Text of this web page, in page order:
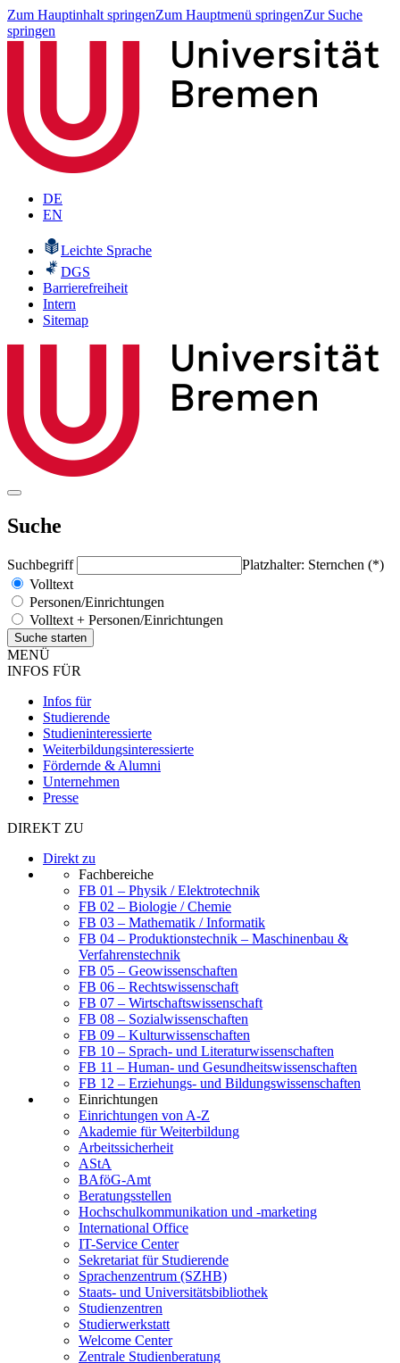
Zum Hauptinhalt springenZum Hauptmenü springenZur Suche
springen
DE
EN
Leichte Sprache
DGS
Barrierefreiheit
Intern
Sitemap
Suche
Suchbegriff
Platzhalter: Sternchen (*)
Volltext
Personen/Einrichtungen
Volltext + Personen/Einrichtungen
MENÜ
INFOS FÜR
Infos für
Studierende
Studieninteressierte
Weiterbildungsinteressierte
Fördernde & Alumni
Unternehmen
Presse
DIREKT ZU
Direkt zu
Fachbereiche
FB 01 – Physik / Elektrotechnik
FB 02 – Biologie / Chemie
FB 03 – Mathematik / Informatik
FB 04 – Produktionstechnik – Maschinenbau &
Verfahrenstechnik
FB 05 – Geowissenschaften
FB 06 – Rechtswissenschaft
FB 07 – Wirtschaftswissenschaft
FB 08 – Sozialwissenschaften
FB 09 – Kulturwissenschaften
FB 10 – Sprach- und Literaturwissenschaften
FB 11 – Human- und Gesundheitswissenschaften
FB 12 – Erziehungs- und Bildungswissenschaften
Einrichtungen
Einrichtungen von A-Z
Akademie für Weiterbildung
Arbeitssicherheit
AStA
BAföG-Amt
Beratungsstellen
Hochschulkommunikation und -marketing
International Office
IT-Service Center
Sekretariat für Studierende
Sprachenzentrum (SZHB)
Staats- und Universitätsbibliothek
Studienzentren
Studierwerkstatt
Welcome Center
Zentrale Studienberatung